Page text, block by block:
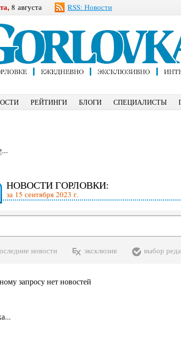
8 августа RSS: Новости
РЕЙТИНГИ БЛОГИ СПЕЦИАЛИСТЫ
НОВОСТИ ГОРЛОВКИ:
за 15 сентября 2023 г.
новости эксклюзив выбор
запросу нет новостей